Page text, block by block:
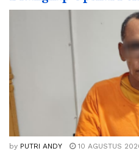
by PUTRI ANDY 10 AGUSTUS